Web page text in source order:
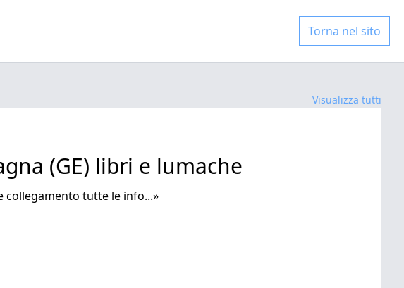
Torna nel sito
Visualizza tutti
(GE) libri e lumache
collegamento tutte le info...»